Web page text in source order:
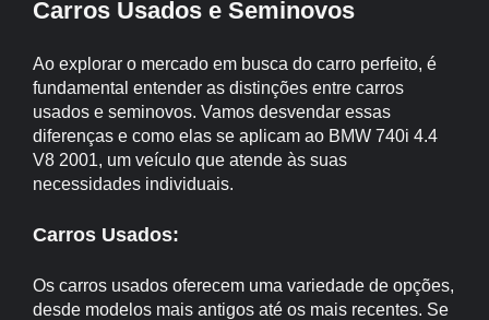
Carros Usados e Seminovos
Ao explorar o mercado em busca do carro perfeito, é
fundamental entender as distinções entre carros
usados e seminovos. Vamos desvendar essas
diferenças e como elas se aplicam ao BMW 740i 4.4
V8 2001, um veículo que atende às suas
necessidades individuais.
Carros Usados:
Os carros usados oferecem uma variedade de opções,
desde modelos mais antigos até os mais recentes. Se